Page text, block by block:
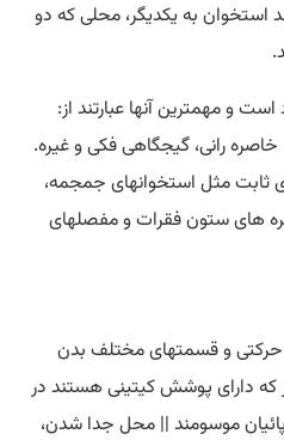
استخوان به یکدیگر، محلی که دو
و مهمترین آنها عبارتند از:
رانی، گیجگاهی فکی و غیره.
مثل استخوانهای جمجمه،
های ستون فقرات و مفصلهای
و قسمتهای مختلف بدن
که دارای پوشش کیتینی هستند در
موسومند || محل جدا شدن،